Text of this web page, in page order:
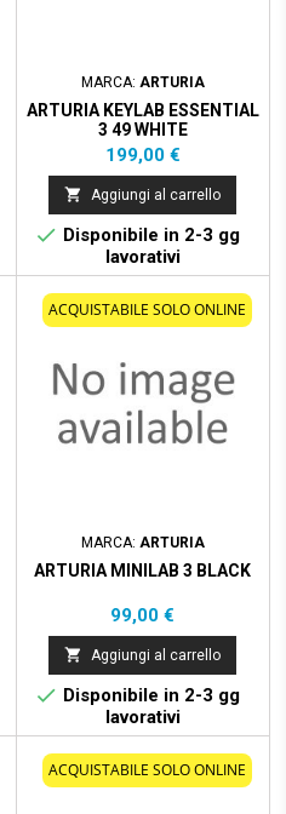
MARCA: ARTURIA
ARTURIA KEYLAB ESSENTIAL
3 49 WHITE
Prezzo
199,00 €
 Aggiungi al carrello
 Disponibile in 2-3 gg
lavorativi
ACQUISTABILE SOLO ONLINE
MARCA: ARTURIA
ARTURIA MINILAB 3 BLACK
Prezzo
99,00 €
 Aggiungi al carrello
 Disponibile in 2-3 gg
lavorativi
ACQUISTABILE SOLO ONLINE